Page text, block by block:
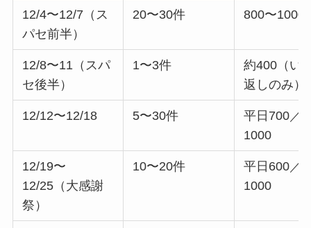
12/4〜12/7（ス
パセ前半）
20〜30件 800〜1000
12/8〜11（スパ
セ後半）
1〜3件
約400（い
返しのみ）
12/12〜12/18 5〜30件
平日700／
1000
12/19〜
12/25（大感謝
祭）
10〜20件
平日600／
1000